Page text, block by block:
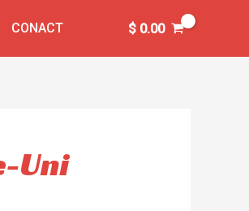
CONACT $0.00
Uni